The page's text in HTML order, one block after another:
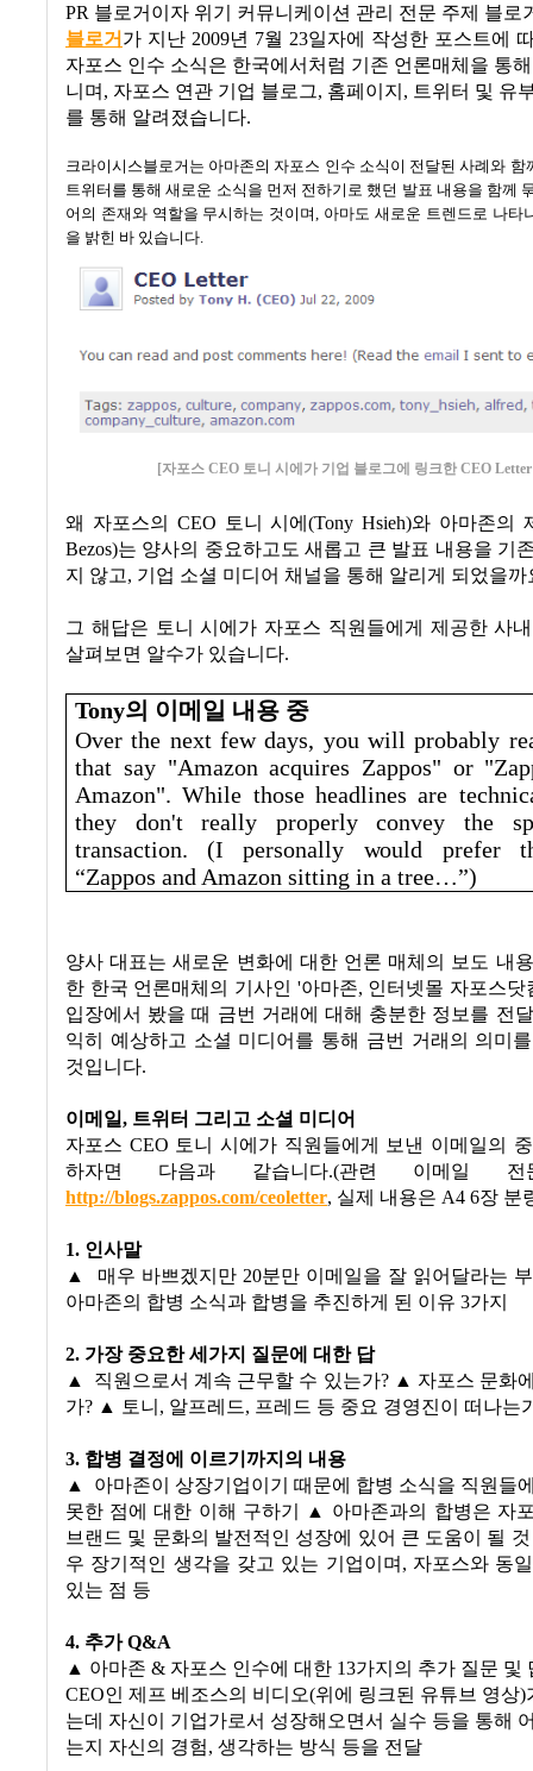
PR 블로거이자 위기 커뮤니케이션 관리 전문 주제 블로
블로거 가 지난 2009년 7월 23일자에 작성한 포스트에
자포스 인수 소식은 한국에서처럼 기존 언론매체을 통
니며 , 자포스 연관 기업 블로그, 홈페이지 , 트위터 및 유
를 통해 알려졌습니다.
크라이시스블로거는 아마존의 자포스 인수 소식이 전달된 사례와 함
트위터를 통해 새로운 소식을 먼저 전하기로 했던 발표 내용을 함께
어의 존재와 역할을 무시하는 것이며
아마도 새로운 트렌드로 나타
을 밝힌 바 있습니다
[자포스 CEO 토니 시에가 기업 블로그에 링크한 CEO
왜 자포스의 CEO 토니 시에(Tony Hsieh)와 아마존의
Bezos)는 양사의 중요하고도 새롭고 큰 발표 내용을 기
지 않고, 기업 소셜 미디어 채널을 통해 알리게 되었을까
그 해답은 토니 시에가 자포스 직원들에게 제공한 사
살펴보면 알수가 있습니다.
Tony의 이메일 내용 중
Over the next few days, you will probably
that say "Amazon acquires Zappos" or
Amazon". While those headlines are
they don't really properly convey the
transaction. (I personally would prefer
“Zappos and Amazon sitting in a tree…”)
양사 대표는 새로운 변화에 대한 언론 매체의 보도 내
한 한국 언론매체의 기사인 '아마존, 인터넷몰 자포스닷
입장에서 봤을 때 금번 거래에 대해 충분한 정보를 전
익히 예상하고 소셜 미디어를 통해 금번 거래의 의미
것입니다.
이메일, 트위터 그리고 소셜 미디어
자포스 CEO 토니 시에 가 직원들에게 보낸 이메일의
하자면 다음과 같습니다.(관련 이메일
http://blogs.zappos.com/ceoletter, 실제 내용은 A4 6장 분
1. 인사말
▲
매우 바쁘겠지만 20분만 이메일을 잘 읽어달라는
아마존의 합병 소식과 합병을 추진하게 된 이유 3가지
2. 가장 중요한 세가지 질문에 대한 답
▲
직원으로서 계속 근무할 수 있는가? ▲ 자포스 문화
가? ▲ 토니 , 알프레드, 프레드 등 중요 경영진이 떠나는
3. 합병 결정에 이르기까지의 내용
▲
아마존이 상장기업이기 때문에 합병 소식을 직원들
못한 점에 대한 이해 구하기
▲ 아마존과의 합병은 자
브랜드 및 문화의 발전적인 성장에 있어 큰 도움이 될 것
우 장기적인 생각을 갖고 있는 기업이며 , 자포스와 동
있는 점 등
4. 추가Q&A
▲ 아마존 & 자포스 인수에 대한 13가지의 추가 질문 및
CEO인 제프 베조스의 비디오(위에 링크된 유튜브 영상)
는데 자신이 기업가로서 성장해오면서 실수 등을 통해
는지 자신의 경험, 생각하는 방식 등을 전달